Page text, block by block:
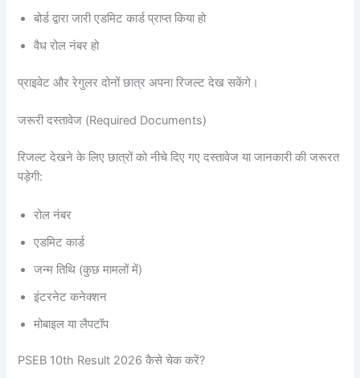
बोर्ड द्वारा जारी एडमिट कार्ड प्राप्त किया हो
वैध रोल नंबर हो
प्राइवेट और रेगुलर दोनों छात्र अपना रिजल्ट देख सकेंगे।
जरूरी दस्तावेज (Required Documents)
रिजल्ट देखने के लिए छात्रों को नीचे दिए गए दस्तावेज या जानकारी की जरूरत
पड़ेगी:
रोल नंबर
एडमिट कार्ड
जन्म तिथि (कुछ मामलों में)
इंटरनेट कनेक्शन
मोबाइल या लैपटॉप
PSEB 10th Result 2026 कैसे चेक करें?